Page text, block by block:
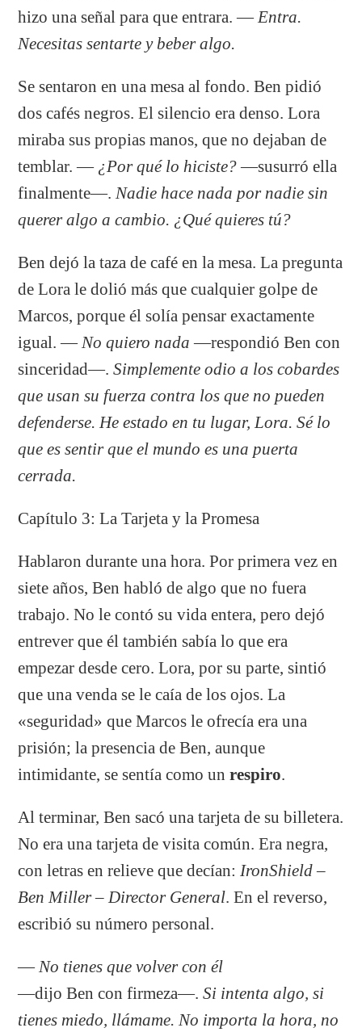
hizo una señal para que entrara. — Entra.
Necesitas sentarte y beber algo.
Se sentaron en una mesa al fondo. Ben pidió
dos cafés negros. El silencio era denso. Lora
miraba sus propias manos, que no dejaban de
temblar. — ¿Por qué lo hiciste?—susurró ella
finalmente—. Nadie hace nada por nadie sin
querer algo a cambio. ¿Qué quieres tú?
Ben dejó la taza de café en la mesa. La pregunta
de Lora le dolió más que cualquier golpe de
Marcos, porque él solía pensar exactamente
igual. — No quiero nada —respondió Ben con
sinceridad—.Simplemente odio a los cobardes
que usan su fuerza contra los que no pueden
defenderse. He estado en tu lugar, Lora. Sé lo
que es sentir que el mundo es una puerta
cerrada.
Capítulo 3: La Tarjeta y la Promesa
Hablaron durante una hora. Por primera vez en
siete años, Ben habló de algo que no fuera
trabajo. No le contó su vida entera, pero dejó
entrever que él también sabía lo que era
empezar desde cero. Lora, por su parte, sintió
que una venda se le caía de los ojos. La
«seguridad» que Marcos le ofrecía era una
prisión; la presencia de Ben, aunque
intimidante, se sentía como unrespiro.
Al terminar, Ben sacó una tarjeta de su billetera.
No era una tarjeta de visita común. Era negra,
con letras en relieve que decían: IronShield –
Ben Miller – Director General. En el reverso,
escribió su número personal.
— No tienes que volver con él
—dijo Ben con firmeza—.Si intenta algo, si
tienes miedo, llámame. No importa la hora, no